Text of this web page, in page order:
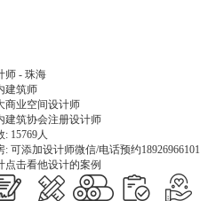
师 - 珠海
建筑师
商业空间设计师
建筑协会注册设计师
: 15769人
: 可添加设计师微信/电话预约18926966101
点击看他设计的案例
师 - 珠海
室内设计师
最具新势力设计人物
: 12587人
: 可添加设计师微信/电话预约18926966101
点击看他设计的案例
师 - 珠海
奢、混搭、简约
高级室内建筑师
: 869人
: 可添加设计师微信/电话预约18926966101
点击看他设计的案例
师 - 珠海
轻奢、混搭、简约
设计师协会荣誉会长
: 669人
: 可添加设计师微信/电话预约18926966101
点击看他设计的案例
师 - 澳门
、简欧、欧式、中式
版免费观看装饰首席设计师
: 986人
: 可添加设计师微信/电话预约18926966101
点击看他设计的案例
品中，注重“家”和“人”的关系